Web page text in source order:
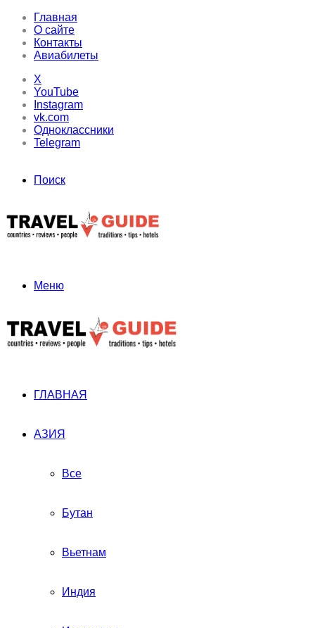
Главная
О сайте
Контакты
Авиабилеты
X
YouTube
Instagram
vk.com
Одноклассники
Telegram
Поиск
Меню
ГЛАВНАЯ
АЗИЯ
Все
Бутан
Вьетнам
Индия